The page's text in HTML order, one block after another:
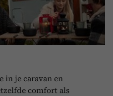
in je caravan en
comfort als